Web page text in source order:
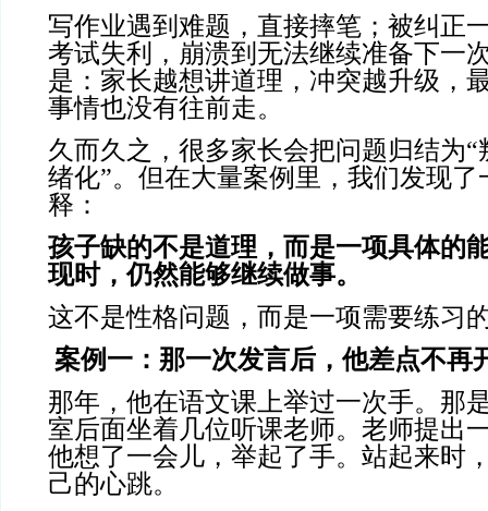
写作业遇到难题，直接摔笔；被纠正
考试失利，崩溃到无法继续准备下一
是：家长越想讲道理，冲突越升级，
事情也没有往前走。
久而久之，很多家长会把问题归结为“
绪化”。但在大量案例里，我们发现
释：
孩子缺的不是道理，而是一项具体的
现时，仍然能够继续做事。
这不是性格问题，而是一项需要练习
案例一：那一次发言后，他差点不再
那年，他在语文课上举过一次手。那
室后面坐着几位听课老师。老师提出
他想了一会儿，举起了手。站起来时
己的心跳。